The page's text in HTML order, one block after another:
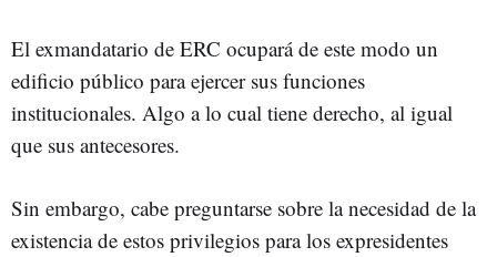
El exmandatario de ERC ocupará de este modo un
edificio público para ejercer sus funciones
institucionales. Algo a lo cual tiene derecho, al igual
que sus antecesores.
Sin embargo, cabe preguntarse sobre la necesidad de la
existencia de estos privilegios para los expresidentes